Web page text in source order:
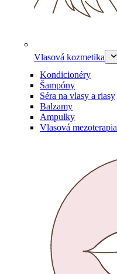
Vlasová kozmetika
Kondicionéry
Šampóny
Séra na vlasy a riasy
Balzamy
Ampulky
Vlasová mezoterapia